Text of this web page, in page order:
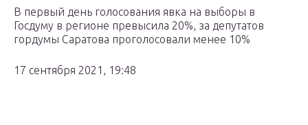
В первый день голосования явка на выборы в
Госдуму в регионе превысила 20%, за депутатов
гордумы Саратова проголосовали менее 10%
17 сентября 2021, 19:48